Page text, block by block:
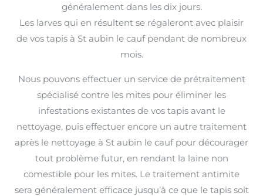
généralement dans les dix jours.
Les larves qui en résultent se régaleront avec plaisir
de vos tapis à St aubin le cauf pendant de nombreux
mois.
Nous pouvons effectuer un service de prétraitement
spécialisé contre les mites pour éliminer les
infestations existantes de vos tapis avant le
nettoyage, puis effectuer encore un autre traitement
après le nettoyage à St aubin le cauf pour décourager
tout problème futur, en rendant la laine non
comestible pour les mites. Le traitement antimite
sera généralement efficace jusqu’à ce que le tapis soit